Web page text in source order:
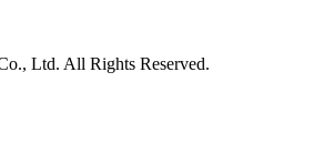
Ltd. All Rights Reserved.